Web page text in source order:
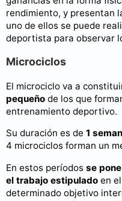
rendimiento, y presentan
uno de ellos se puede
deportista para observar
Microciclos
El microciclo va a
pequeño de los que
entrenamiento deportivo.
Su duración es de 1
4 microciclos forman un
En estos períodos se
el trabajo estipulado en
determinado objetivo